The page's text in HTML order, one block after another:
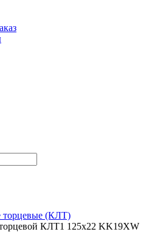
торцевые (КЛТ)
КЛТ1 125х22 KK19XW